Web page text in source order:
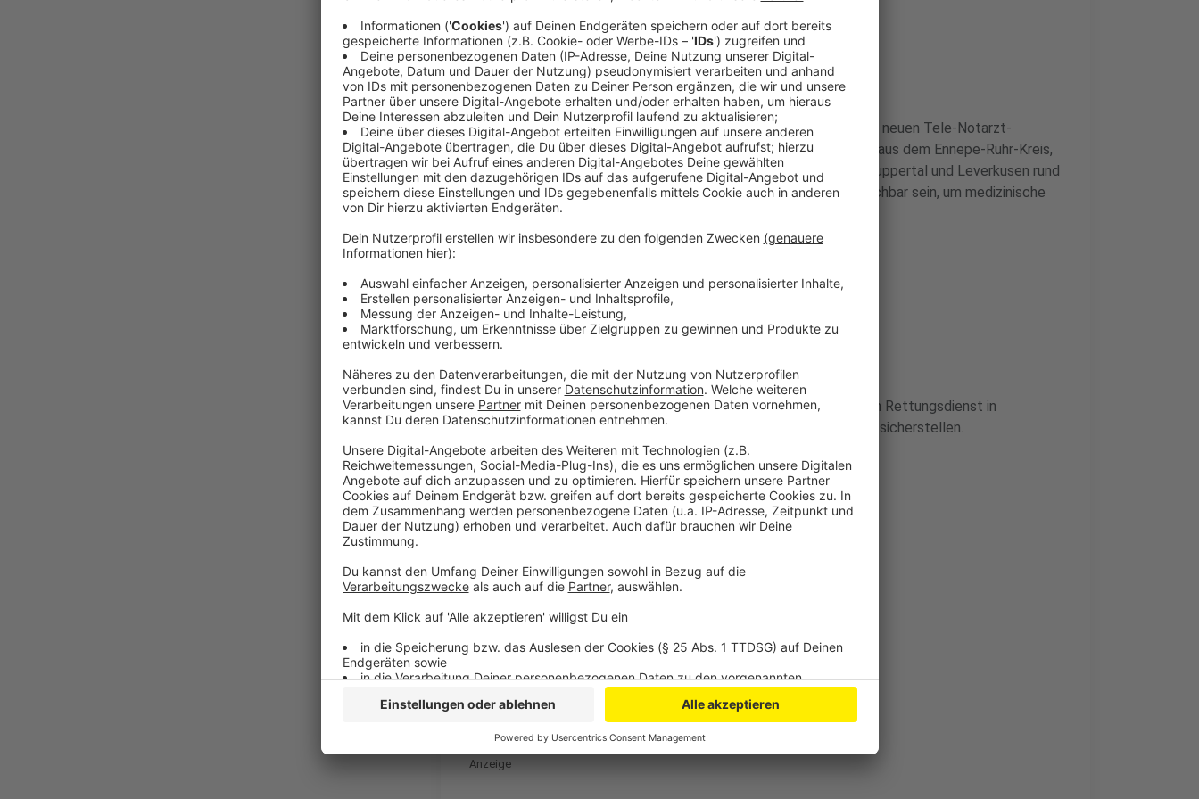
Neues System für Leverkusen
Anzeige
Der ADAC hat von der Stadt Leverkusen die Zusage erhalten, den neuen Tele-Notarzt-
Standort zu betreiben. Das System wird Bürgerinnen und Bürgern aus dem Ennepe-Ruhr-Kreis,
dem Kreis Mettmann sowie den Städten Remscheid, Solingen, Wuppertal und Leverkusen rund
um die Uhr zur Verfügung stehen. Ein Notarzt wird per Video erreichbar sein, um medizinische
Hilfe zu leisten und Medikamente zu verordnen.
Ziele des neuen Systems
Anzeige
Der neue Telenotarzt soll ab dem Frühling 2025 insbesondere den Rettungsdienst in
Leverkusen entlasten und eine schnelle medizinische Versorgung sicherstellen.
Anzeige
Mehr Nachrichten aus Leverkusen
Kontrollen in Leverkusen: Spielhallen im Fokus
Eltern-Taxi Verbot in Leverkusen: Erfolgreicher Test
Anspannung auf dem Wohnungsmarkt in Leverkusen
Anzeige